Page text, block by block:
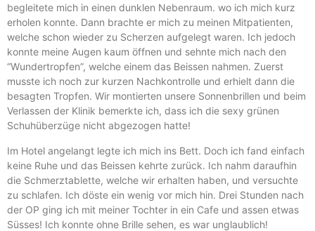
begleitete mich in einen dunklen Nebenraum. wo ich mich kurz
erholen konnte. Dann brachte er mich zu meinen Mitpatienten,
welche schon wieder zu Scherzen aufgelegt waren. Ich jedoch
konnte meine Augen kaum öffnen und sehnte mich nach den
“Wundertropfen”, welche einem das Beissen nahmen. Zuerst
musste ich noch zur kurzen Nachkontrolle und erhielt dann die
besagten Tropfen. Wir montierten unsere Sonnenbrillen und beim
Verlassen der Klinik bemerkte ich, dass ich die sexy grünen
Schuhüberzüge nicht abgezogen hatte!
Im Hotel angelangt legte ich mich ins Bett. Doch ich fand einfach
keine Ruhe und das Beissen kehrte zurück. Ich nahm daraufhin
die Schmerztablette, welche wir erhalten haben, und versuchte
zu schlafen. Ich döste ein wenig vor mich hin. Drei Stunden nach
der OP ging ich mit meiner Tochter in ein Cafe und assen etwas
Süsses! Ich konnte ohne Brille sehen, es war unglaublich!